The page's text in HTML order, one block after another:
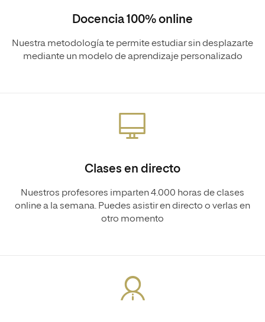
Docencia 100% online
Nuestra metodología te permite estudiar sin desplazarte
mediante un modelo de aprendizaje personalizado
Clases en directo
Nuestros profesores imparten 4.000 horas de clases
online a la semana. Puedes asistir en directo o verlas en
otro momento